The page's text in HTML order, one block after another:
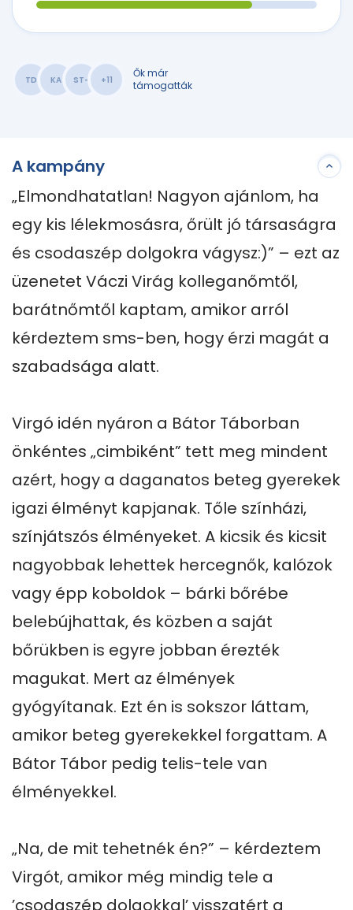
TD KA ST- +11
Ők már
támogatták
A kampány
„Elmondhatatlan! Nagyon ajánlom, ha
egy kis lélekmosásra, őrült jó társaságra
és csodaszép dolgokra vágysz:)” – ezt az
üzenetet Váczi Virág kolleganőmtől,
barátnőmtől kaptam, amikor arról
kérdeztem sms-ben, hogy érzi magát a
szabadsága alatt.
Virgó idén nyáron a Bátor Táborban
önkéntes „cimbiként” tett meg mindent
azért, hogy a daganatos beteg gyerekek
igazi élményt kapjanak. Tőle színházi,
színjátszós élményeket. A kicsik és kicsit
nagyobbak lehettek hercegnők, kalózok
vagy épp koboldok – bárki bőrébe
belebújhattak, és közben a saját
bőrükben is egyre jobban érezték
magukat. Mert az élmények
gyógyítanak. Ezt én is sokszor láttam,
amikor beteg gyerekekkel forgattam. A
Bátor Tábor pedig telis-tele van
élményekkel.
„Na, de mit tehetnék én?” – kérdeztem
Virgót, amikor még mindig tele a
’csodaszép dolgokkal’ visszatért a